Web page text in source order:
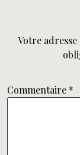
Votre
Commentaire *